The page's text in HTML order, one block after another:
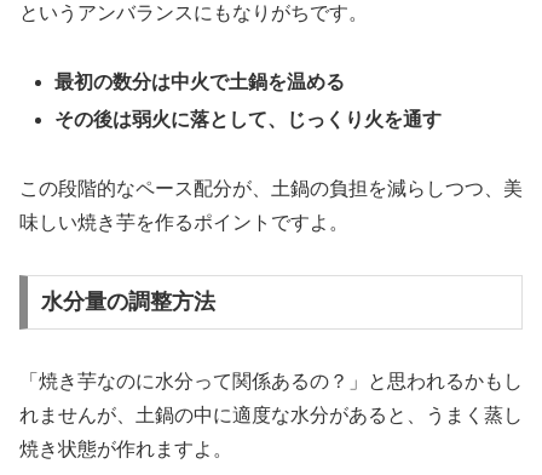
というアンバランスにもなりがちです。
最初の数分は中火で土鍋を温める
その後は弱火に落として、じっくり火を通す
この段階的なペース配分が、土鍋の負担を減らしつつ、美
味しい焼き芋を作るポイントですよ。
水分量の調整方法
「焼き芋なのに水分って関係あるの？」と思われるかもし
れませんが、土鍋の中に適度な水分があると、うまく蒸し
焼き状態が作れますよ。